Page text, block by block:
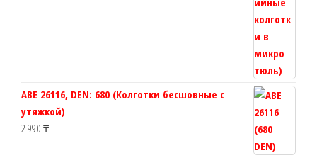
ABE 26116, DEN: 680 (Колготки бесшовные с
утяжкой)
2 990 ₸